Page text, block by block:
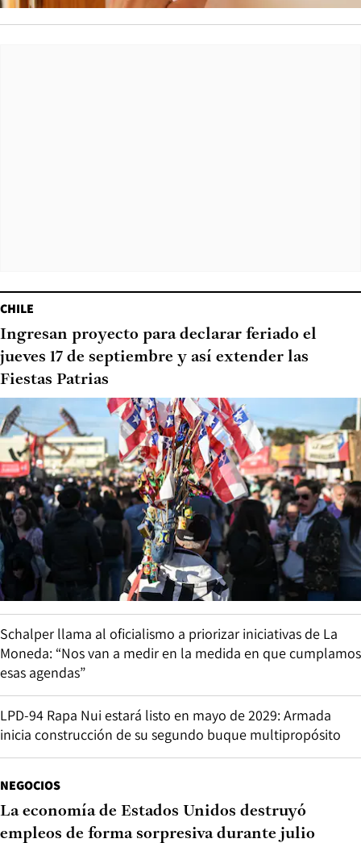
CHILE
Ingresan proyecto para declarar feriado el
jueves 17 de septiembre y así extender las
Fiestas Patrias
Schalper llama al oficialismo a priorizar iniciativas de La
Moneda: “Nos van a medir en la medida en que cumplamos
esas agendas”
LPD-94 Rapa Nui estará listo en mayo de 2029: Armada
inicia construcción de su segundo buque multipropósito
NEGOCIOS
La economía de Estados Unidos destruyó
empleos de forma sorpresiva durante julio